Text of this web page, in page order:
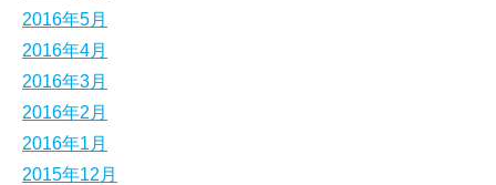
2016年5月
2016年4月
2016年3月
2016年2月
2016年1月
2015年12月